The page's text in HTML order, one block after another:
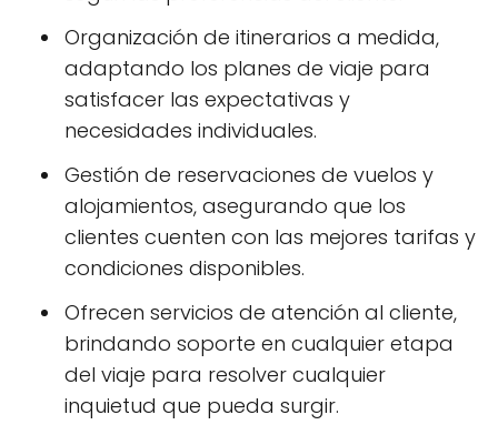
Organización de itinerarios a medida,
adaptando los planes de viaje para
satisfacer las expectativas y
necesidades individuales.
Gestión de reservaciones de vuelos y
alojamientos, asegurando que los
clientes cuenten con las mejores tarifas y
condiciones disponibles.
Ofrecen servicios de atención al cliente,
brindando soporte en cualquier etapa
del viaje para resolver cualquier
inquietud que pueda surgir.